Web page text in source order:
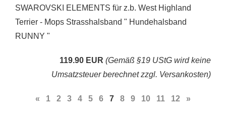
SWAROVSKI ELEMENTS für z.b. West Highland
Terrier - Mops Strasshalsband " Hundehalsband
RUNNY "
119.90 EUR (Gemäß §19 UStG wird keine
Umsatzsteuer berechnet zzgl. Versankosten)
« 1 2 3 4 5 6 7 8 9 10 11 12 »